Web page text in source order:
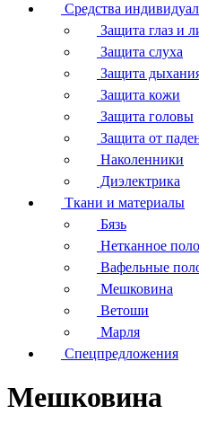
Средства
Защита глаз и
Защита слуха
Защита
Защита кожи
Защита головы
Защита от
Наколенники
Диэлектрика
Ткани и материалы
Бязь
Нетканное
Вафельные
Мешковина
Ветоши
Марля
Спецпредложения
Мешковина